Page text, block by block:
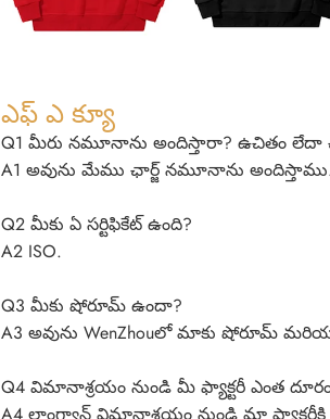
ఎఫ్ ఎ క్యూ
Q1 మీరు నమూనాను అందిస్తారా? ఉచితం లేదా
A1 అవును మేము ఛార్జ్ నమూనాను
Q2 మీకు ఏ సర్టిఫికేట్ ఉంది?
A2 ISO.
Q3 మీకు షోరూమ్ ఉందా?
A3 అవును WenZhouలో మాకు షోరూమ్
Q4 విమానాశ్రయం నుండి మీ ఫ్యాక్టరీ ఎంత